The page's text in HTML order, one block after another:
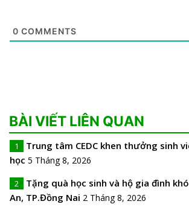
0 COMMENTS
BÀI VIẾT LIÊN QUAN
1
Trung tâm CEDC khen thưởng sinh
học 5 Tháng 8, 2026
2
Tặng quà học sinh và hộ gia đình
An, TP.Đồng Nai 2 Tháng 8, 2026